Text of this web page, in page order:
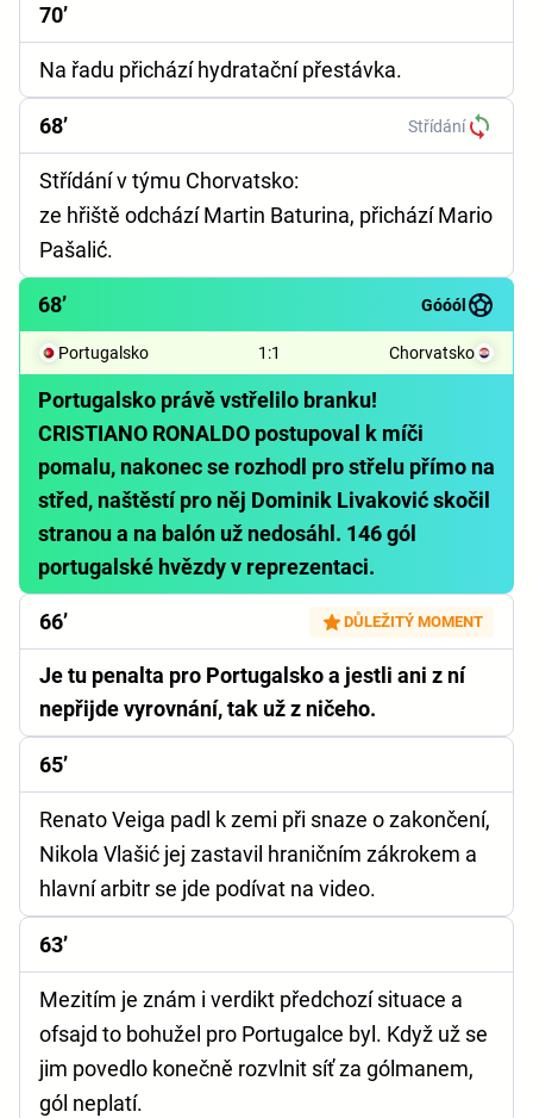
70’
Na řadu přichází hydratační přestávka.
68’ Střídání
Střídání v týmu Chorvatsko:
ze hřiště odchází Martin Baturina, přichází Mario
Pašalić.
68’ Góóól
Portugalsko 1 :1 Chorvatsko
Portugalsko právě vstřelilo branku!
CRISTIANO RONALDO postupoval k míči
pomalu, nakonec se rozhodl pro střelu přímo na
střed, naštěstí pro něj Dominik Livaković skočil
stranou a na balón už nedosáhl. 146 gól
portugalské hvězdy v reprezentaci.
66’ DŮLEŽITÝ MOMENT
Je tu penalta pro Portugalsko a jestli ani z ní
nepřijde vyrovnání, tak už z ničeho.
65’
Renato Veiga padl k zemi při snaze o zakončení,
Nikola Vlašić jej zastavil hraničním zákrokem a
hlavní arbitr se jde podívat na video.
63’
Mezitím je znám i verdikt předchozí situace a
ofsajd to bohužel pro Portugalce byl. Když už se
jim povedlo konečně rozvlnit síť za gólmanem,
gól neplatí.